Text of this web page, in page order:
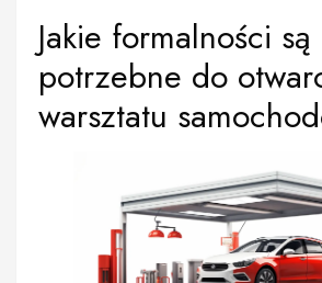
Jakie formalności są
potrzebne do
warsztatu